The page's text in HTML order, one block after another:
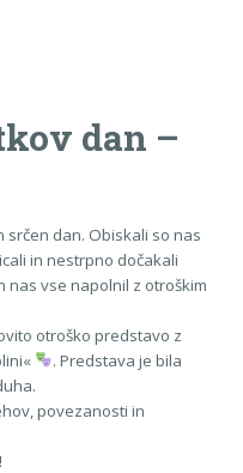
dan –
srčen dan. Obiskali so nas
in nestrpno dočakali
nas vse napolnil z otroškim
otroško predstavo z
. Predstava je bila
povezanosti in